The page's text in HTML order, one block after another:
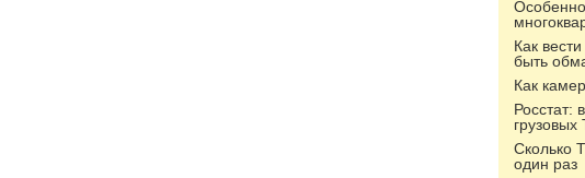
Как
быть
Как
Росстат:
Сколько
один раз